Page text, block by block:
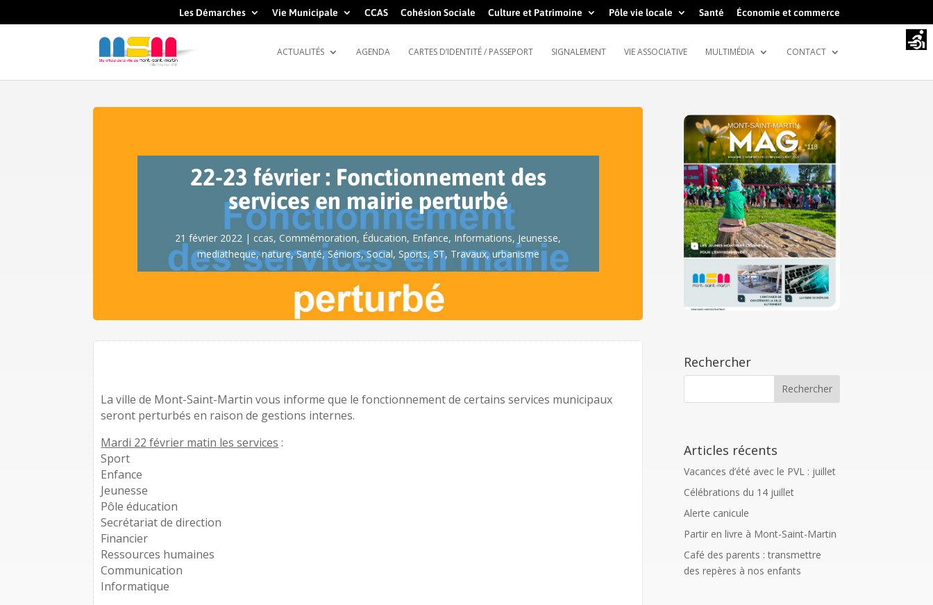
Les Démarches Vie Municipale CCAS Cohésion Sociale Culture et Patrimoine Pôle vie locale Santé Économie et commerce
ACTUALITÉS AGENDA CARTES D’IDENTITÉ / PASSEPORT SIGNALEMENT VIE ASSOCIATIVE MULTIMÉDIA CONTACT
22-23 février : Fonctionnement des
services en mairie perturbé
21 février 2022 | ccas, Commémoration, Éducation, Enfance, Informations, Jeunesse,
mediatheque,nature,Santé,Séniors,Social, Sports,ST, Travaux,urbanisme
La ville de Mont-Saint-Martin vous informe que le fonctionnement de certains services municipaux
seront perturbés en raison de gestions internes.
Mardi 22 février matin les services :
Sport
Enfance
Jeunesse
Pôle éducation
Secrétariat de direction
Financier
Ressources humaines
Communication
Informatique
Rechercher
Articles récents
Vacances d’été avec le PVL : juillet
Célébrations du 14 juillet
Alerte canicule
Partir en livre à Mont-Saint-Martin
Café des parents : transmettre
des repères à nos enfants